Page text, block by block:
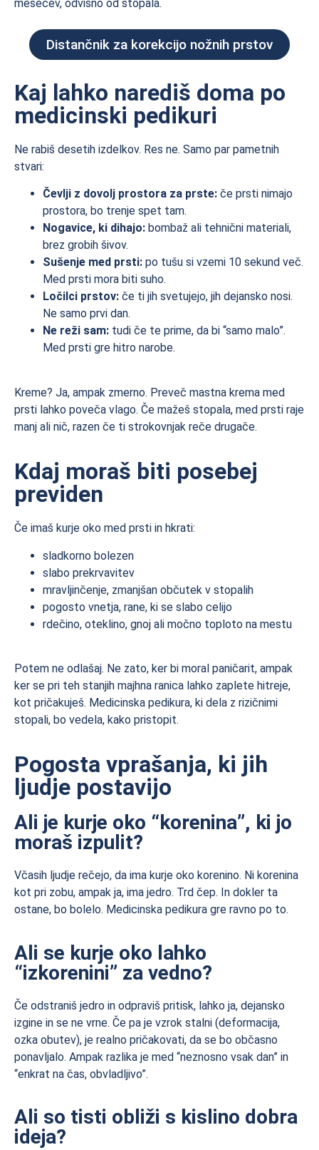
mesecev, odvisno od stopala.
Distančnik za korekcijo nožnih prstov
Kaj lahko narediš doma po
medicinski pedikuri
Ne rabiš desetih izdelkov. Res ne. Samo par pametnih
stvari:
Čevlji z dovolj prostora za prste: če prsti nimajo
prostora, bo trenje spet tam.
Nogavice, ki dihajo: bombaž ali tehnični materiali,
brez grobih šivov.
Sušenje med prsti: po tušu si vzemi 10 sekund več.
Med prsti mora biti suho.
Ločilci prstov: če ti jih svetujejo, jih dejansko nosi.
Ne samo prvi dan.
Ne reži sam: tudi če te prime, da bi “samo malo”.
Med prsti gre hitro narobe.
Kreme? Ja, ampak zmerno. Preveč mastna krema med
prsti lahko poveča vlago. Če mažeš stopala, med prsti raje
manj ali nič, razen če ti strokovnjak reče drugače.
Kdaj moraš biti posebej
previden
Če imaš kurje oko med prsti in hkrati:
sladkorno bolezen
slabo prekrvavitev
mravljinčenje, zmanjšan občutek v stopalih
pogosto vnetja, rane, ki se slabo celijo
rdečino, oteklino, gnoj ali močno toploto na mestu
Potem ne odlašaj. Ne zato, ker bi moral paničarit, ampak
ker se pri teh stanjih majhna ranica lahko zaplete hitreje,
kot pričakuješ. Medicinska pedikura, ki dela z rizičnimi
stopali, bo vedela, kako pristopit.
Pogosta vprašanja, ki jih
ljudje postavijo
Ali je kurje oko “korenina”, ki jo
moraš izpulit?
Včasih ljudje rečejo, da ima kurje oko korenino. Ni korenina
kot pri zobu, ampak ja, ima jedro. Trd čep. In dokler ta
ostane, bo bolelo. Medicinska pedikura gre ravno po to.
Ali se kurje oko lahko
“izkorenini” za vedno?
Če odstraniš jedro in odpraviš pritisk, lahko ja, dejansko
izgine in se ne vrne. Če pa je vzrok stalni (deformacija,
ozka obutev), je realno pričakovati, da se bo občasno
ponavljalo. Ampak razlika je med “neznosno vsak dan” in
“enkrat na čas, obvladljivo”.
Ali so tisti obliži s kislino dobra
ideja?